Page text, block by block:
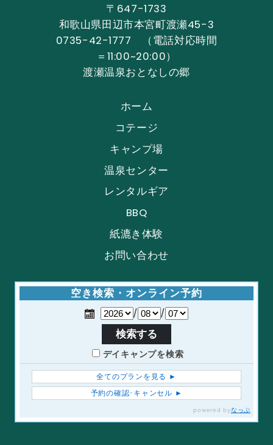
〒647-1733
和歌山県田辺市本宮町渡瀬45-3
0735-42-1777 （電話対応時間
＝11:00~20:00）
渡瀬温泉おとなしの郷
ホーム
コテージ
キャンプ場
温泉センター
レンタルギア
BBQ
紙漉き体験
お問い合わせ